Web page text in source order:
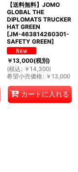
【送料無料】JOMO
GLOBAL THE
DIPLOMATS TRUCKER
HAT GREEN
[JM-463814260301-
SAFETY GREEN]
￥13,000(税別)
(税込 : ￥ 14,300)
希望小売価格: ￥ 13,000
カートに入れる